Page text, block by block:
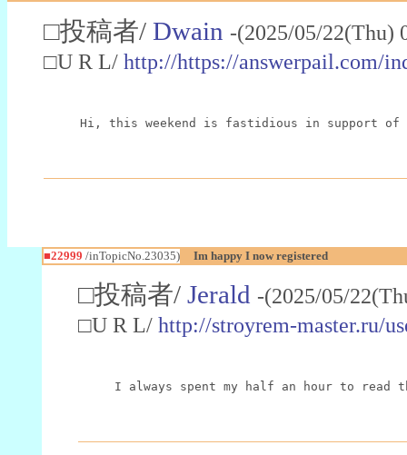
□投稿者/ Dwain -(2025/05/
□U R L/ http://https://answerpail.com/
Hi, this weekend is fastidious in support of
■22999 /inTopicNo.23035) Im happy I now registered
□投稿者/ Jerald -(2025/05/
□U R L/ http://stroyrem-master.ru/
I always spent my half an hour to